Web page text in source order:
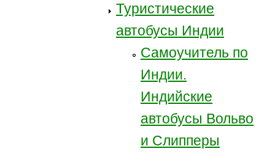
Туристические
автобусы Индии
Самоучитель по
Индии.
Индийские
автобусы Вольво
и Слипперы